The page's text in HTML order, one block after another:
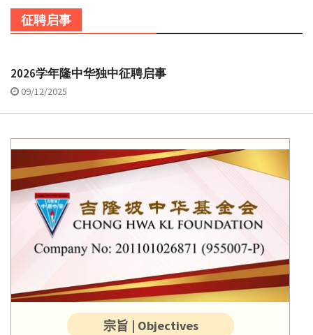
征聘启事
2026学年隆中华独中征聘启事
09/12/2025
宗旨 | Objectives